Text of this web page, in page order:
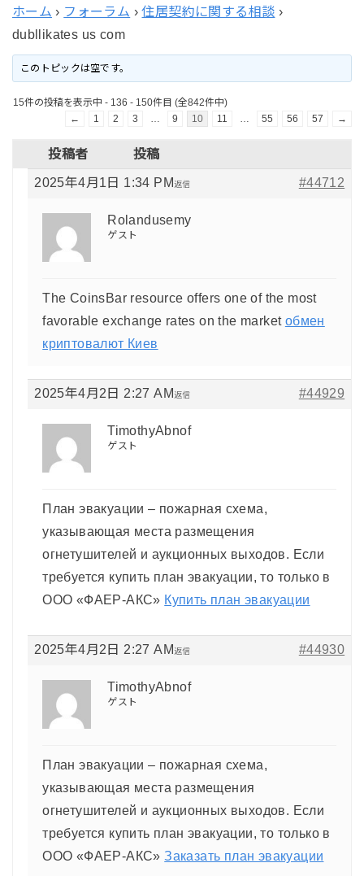
ホーム › フォーラム › 住居契約に関する相談 ›
dubllikates us com
このトピックは空です。
15件の投稿を表示中 - 136 - 150件目 (全842件中)
←
1 2 3 9 10 11 55 56 57 →
投稿者 投稿
2025年4月1日 1:34 PM #44712
返信
Rolandusemy
ゲスト
The CoinsBar resource offers one of the most
favorable exchange rates on the market обмен
криптовалют Киев
2025年4月2日 2:27 AM #44929
返信
TimothyAbnof
ゲスト
План эвакуации – пожарная схема,
указывающая места размещения
огнетушителей и аукционных выходов. Если
требуется купить план эвакуации, то только в
ООО «ФАЕР-АКС» Купить план эвакуации
2025年4月2日 2:27 AM #44930
返信
TimothyAbnof
ゲスト
План эвакуации – пожарная схема,
указывающая места размещения
огнетушителей и аукционных выходов. Если
требуется купить план эвакуации, то только в
ООО «ФАЕР-АКС»Заказать план эвакуации